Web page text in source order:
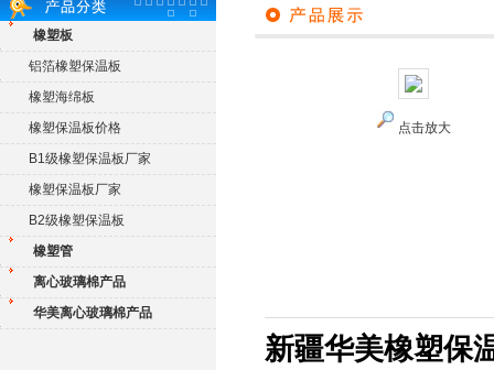
橡塑板
铝箔橡塑保温板
橡塑海绵板
橡塑保温板价格
B1级橡塑保温板厂家
橡塑保温板厂家
B2级橡塑保温板
橡塑管
离心玻璃棉产品
华美离心玻璃棉产品
点击放大
新疆华美橡塑保